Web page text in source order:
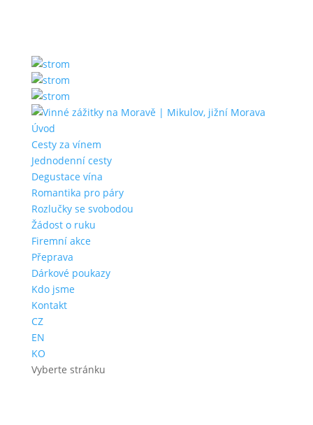
Úvod
Cesty za vínem
Jednodenní cesty
Degustace vína
Romantika pro páry
Rozlučky se svobodou
Žádost o ruku
Firemní akce
Přeprava
Dárkové poukazy
Kdo jsme
Kontakt
CZ
EN
KO
Vyberte stránku